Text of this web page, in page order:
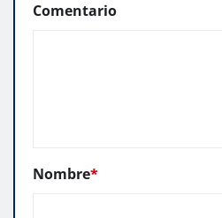
Comentario
Nombre*